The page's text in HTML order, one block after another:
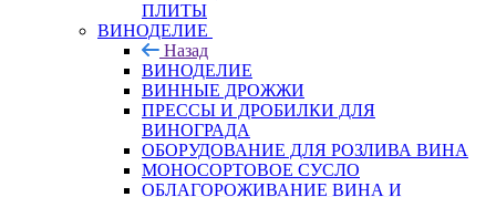
ПЛИТЫ
ВИНОДЕЛИЕ
Назад
ВИНОДЕЛИЕ
ВИННЫЕ ДРОЖЖИ
ПРЕССЫ И ДРОБИЛКИ ДЛЯ
ВИНОГРАДА
ОБОРУДОВАНИЕ ДЛЯ РОЗЛИВА ВИНА
МОНОСОРТОВОЕ СУСЛО
ОБЛАГОРОЖИВАНИЕ ВИНА И